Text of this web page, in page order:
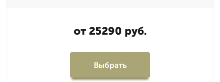
от 25290 руб.
Выбрать